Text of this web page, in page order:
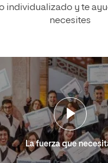
individualizado y te
necesites
La fuerza que